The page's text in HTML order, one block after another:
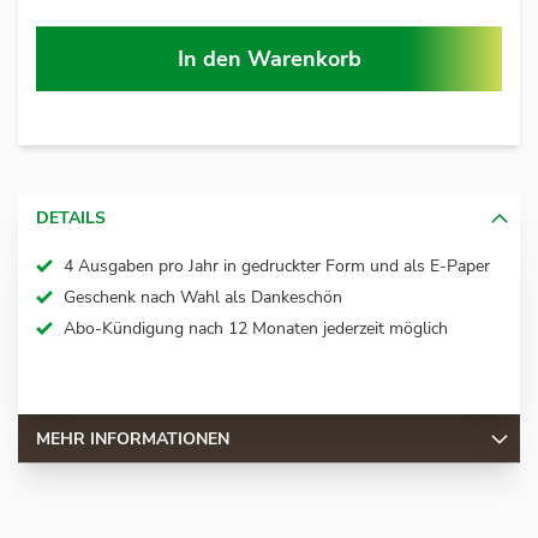
In den Warenkorb
DETAILS
4 Ausgaben pro Jahr in gedruckter Form und als E-Paper
Geschenk nach Wahl als Dankeschön
Abo-Kündigung nach 12 Monaten jederzeit möglich
MEHR INFORMATIONEN